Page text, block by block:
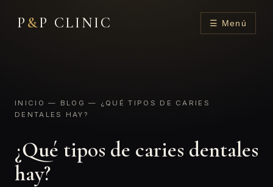
P &P CLINIC ☰ Menú
INICIO — BLOG — ¿QUÉ TIPOS DE CARIES
DENTALES HAY?
¿Qué tipos de caries dentales
hay?